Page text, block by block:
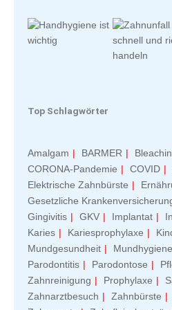
Top Schlagwörter
Amalgam BARMER
CORONA-Pandemie
COVID
Elektrische Zahnbürste
Gesetzliche
Gingivitis
GKV Implantat
Karies
Kariesprophylaxe
Mundgesundheit
Mundhygiene
Parodontitis
Parodontose
Zahnreinigung
Prophylaxe
Zahnarztbesuch
Zahnbürste